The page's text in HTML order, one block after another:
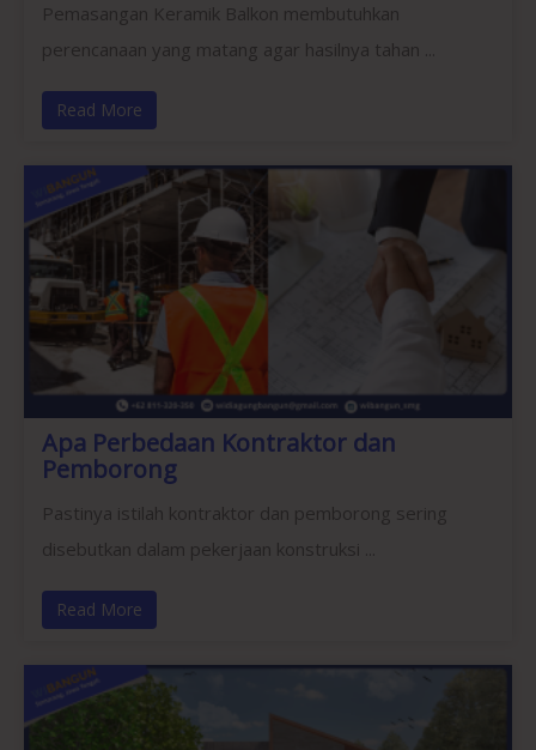
Pemasangan Keramik Balkon membutuhkan
perencanaan yang matang agar hasilnya tahan ...
Read More
Apa Perbedaan Kontraktor dan
Pemborong
Pastinya istilah kontraktor dan pemborong sering
disebutkan dalam pekerjaan konstruksi ...
Read More